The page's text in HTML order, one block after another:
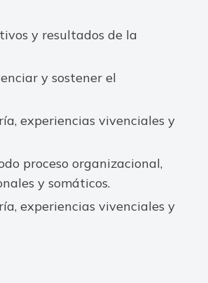
y resultados de la
y sostener el
experiencias vivenciales y
proceso organizacional,
y somáticos.
experiencias vivenciales y